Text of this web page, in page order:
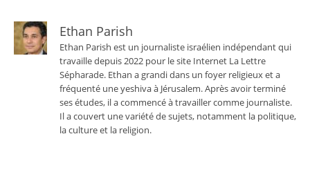
Ethan Parish
Ethan Parish est un journaliste israélien indépendant qui
travaille depuis 2022 pour le site Internet La Lettre
Sépharade. Ethan a grandi dans un foyer religieux et a
fréquenté une yeshiva à Jérusalem. Après avoir terminé
ses études, il a commencé à travailler comme journaliste.
Il a couvert une variété de sujets, notamment la politique,
la culture et la religion.